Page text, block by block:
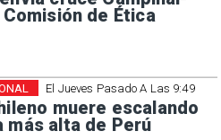
Comisión de Ética
El Jueves Pasado A Las 9:49
muere escalando
más alta de Perú